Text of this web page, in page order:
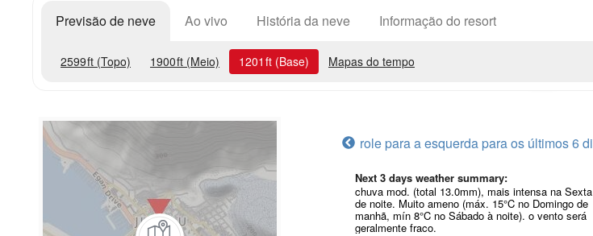
Previsão de neve Ao vivo História da neve Informação do resort
2599ft (Topo) 1900ft (Meio) 1201 ft (Base) Mapas do tempo
role para a esquerda para os últimos 6
Next 3 days weather summary:
chuva mod. (total 13.0mm), mais intensa na Sexta
de noite. Muito ameno (máx. 15°C no Domingo de
manhã, mín 8°C no Sábado à noite). o vento será
geralmente fraco.